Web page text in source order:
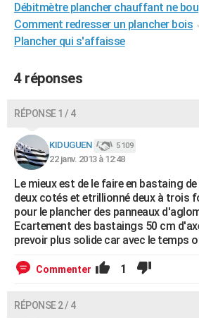
CARTE DE VOEUX
Carte de Noël
Carte Bonne année
Carte Saint-Valentin
Carte Pâques
Carte d'anniversaire
DICTIONNAIRE
Dictionnaire
Biographies
Citations
Expressions
Proverbes
PROGRAMME TV
AVIS DE DÉCÈS
FORUM
Bricolage
Lifestyle
Culture
Sport
Auto
Television
Voyage
Cinema
Débitmètre plancher chauffant ne
Comment redresser un plancher bois
Plancher qui s'affaisse
4 réponses
RÉPONSE 1 / 4
KIDUGUEN 5 109
22 janv. 2013 à 12:48
Le mieux est de le faire en bastaing
deux cotés et etrillionné deux à trois
pour le plancher des panneaux
Ecartement des bastaings 50 cm
prevoir plus solide car avec le temps
Commenter 1
RÉPONSE 2 / 4